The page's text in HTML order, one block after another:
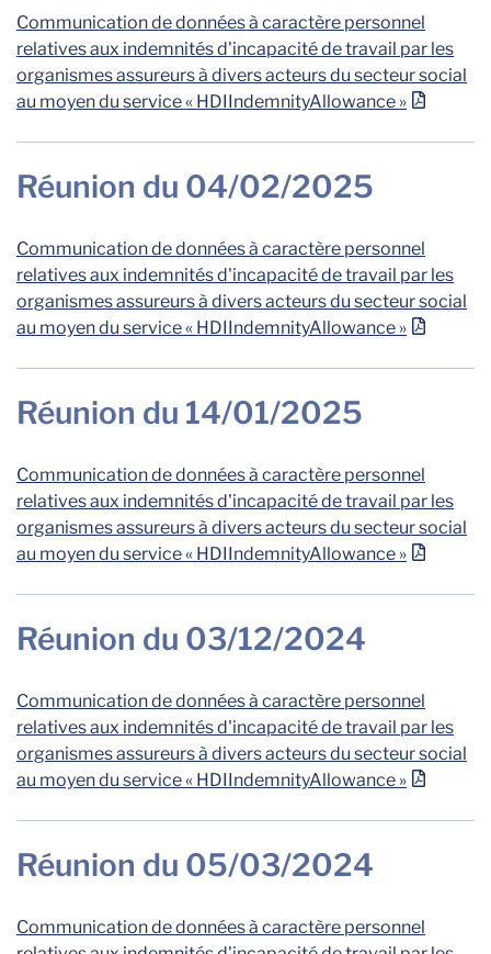
Communication de données à caractère personnel
relatives aux indemnités d'incapacité de travail par les
organismes assureurs à divers acteurs du secteur social
au moyen du service « HDIIndemnityAllowance »
Réunion du 04/02/2025
Communication de données à caractère personnel
relatives aux indemnités d'incapacité de travail par les
organismes assureurs à divers acteurs du secteur social
au moyen du service « HDIIndemnityAllowance »
Réunion du 14/01/2025
Communication de données à caractère personnel
relatives aux indemnités d'incapacité de travail par les
organismes assureurs à divers acteurs du secteur social
au moyen du service « HDIIndemnityAllowance »
Réunion du 03/12/2024
Communication de données à caractère personnel
relatives aux indemnités d'incapacité de travail par les
organismes assureurs à divers acteurs du secteur social
au moyen du service « HDIIndemnityAllowance »
Réunion du 05/03/2024
Communication de données à caractère personnel